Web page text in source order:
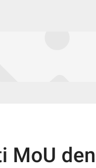
MoU